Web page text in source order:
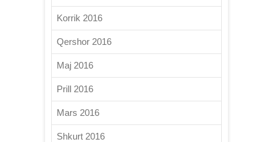
Korrik 2016
Qershor 2016
Maj 2016
Prill 2016
Mars 2016
Shkurt 2016